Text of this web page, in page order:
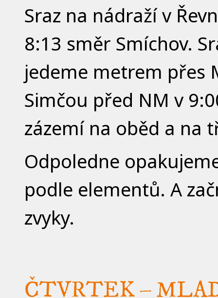
Sraz na nádraží v
8:13 směr Smíchov.
jedeme metrem přes
Simčou před NM v
zázemí na oběd a na
Odpoledne
podle elementů. A
zvyky.
ČTVRTEK –